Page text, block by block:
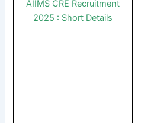
AIIMS CRE Recruitment
2025 : Short Details